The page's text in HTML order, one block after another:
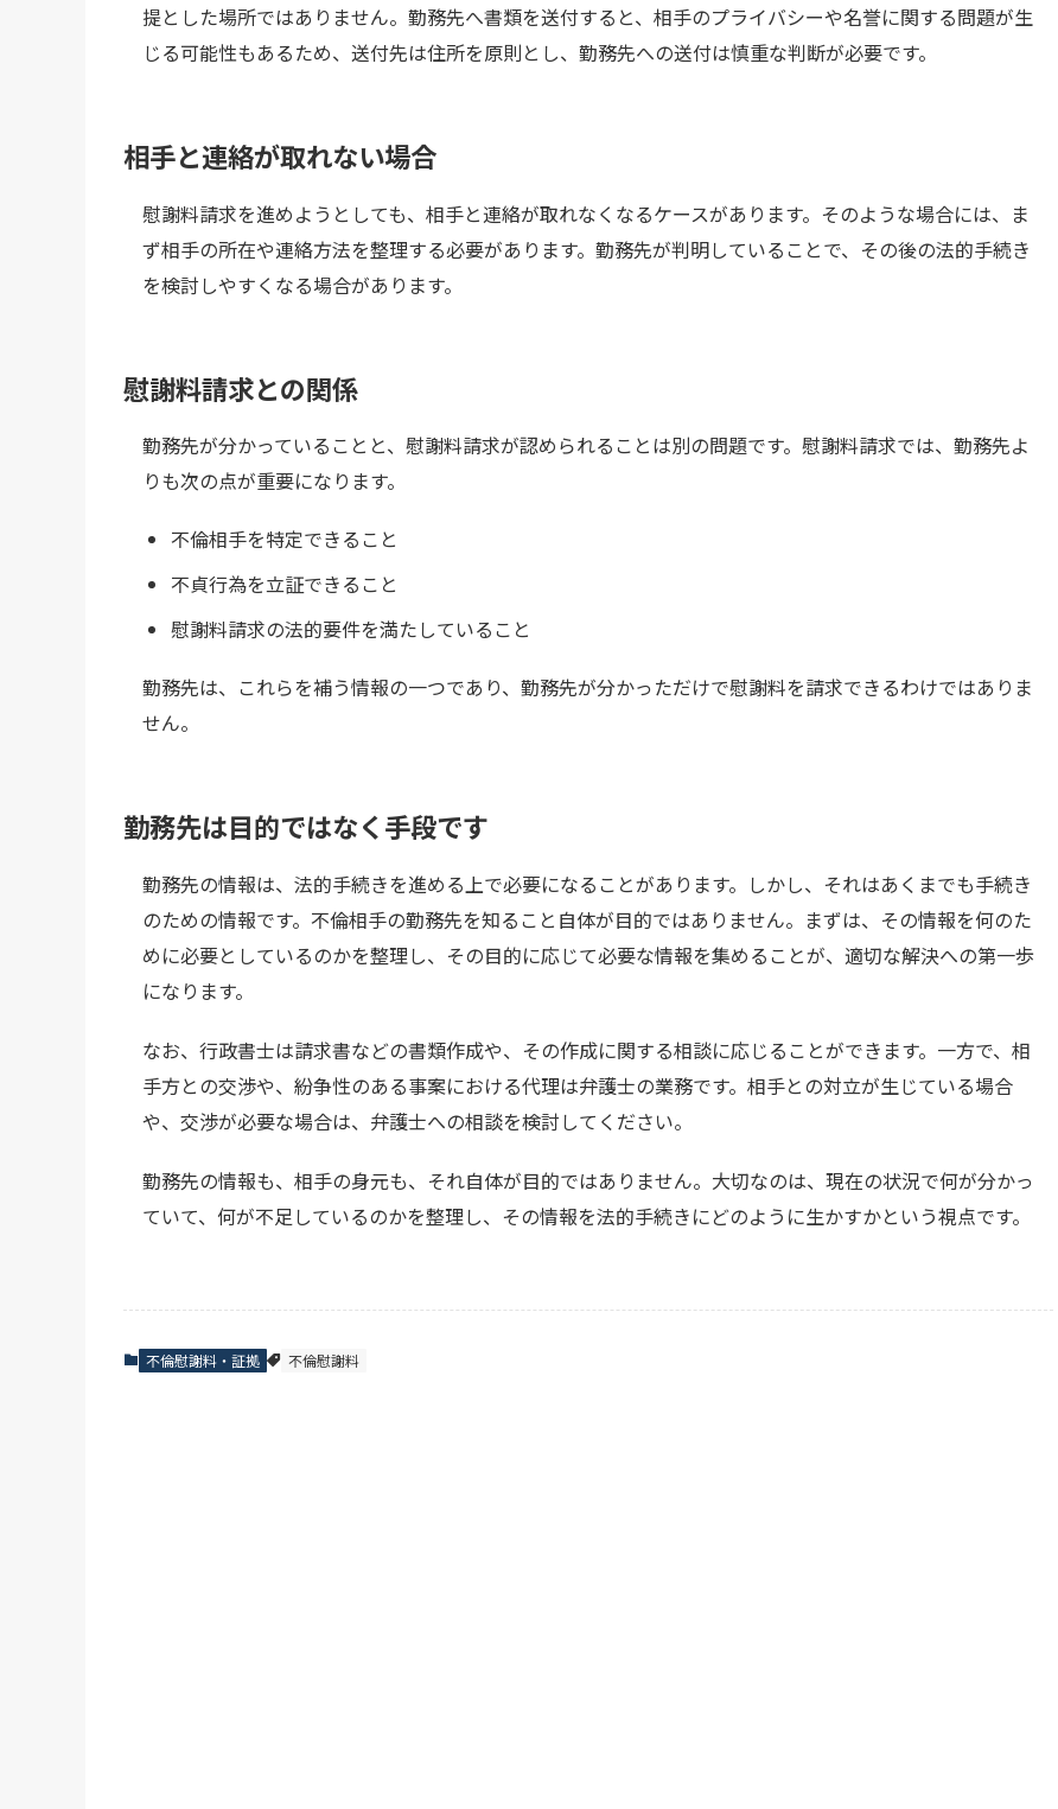
提とした場所ではありません。勤務先へ書類を送付すると、相手のプライバシーや名誉に関する問題が生
じる可能性もあるため、送付先は住所を原則とし、勤務先への送付は慎重な判断が必要です。
相手と連絡が取れない場合
慰謝料請求を進めようとしても、相手と連絡が取れなくなるケースがあります。そのような場合には、ま
ず相手の所在や連絡方法を整理する必要があります。勤務先が判明していることで、その後の法的手続き
を検討しやすくなる場合があります。
慰謝料請求との関係
勤務先が分かっていることと、慰謝料請求が認められることは別の問題です。慰謝料請求では、勤務先よ
りも次の点が重要になります。
不倫相手を特定できること
不貞行為を立証できること
慰謝料請求の法的要件を満たしていること
勤務先は、これらを補う情報の一つであり、勤務先が分かっただけで慰謝料を請求できるわけではありま
せん。
勤務先は目的ではなく手段です
勤務先の情報は、法的手続きを進める上で必要になることがあります。しかし、それはあくまでも手続き
のための情報です。不倫相手の勤務先を知ること自体が目的ではありません。まずは、その情報を何のた
めに必要としているのかを整理し、その目的に応じて必要な情報を集めることが、適切な解決への第一歩
になります。
なお、行政書士は請求書などの書類作成や、その作成に関する相談に応じることができます。一方で、相
手方との交渉や、紛争性のある事案における代理は弁護士の業務です。相手との対立が生じている場合
や、交渉が必要な場合は、弁護士への相談を検討してください。
勤務先の情報も、相手の身元も、それ自体が目的ではありません。大切なのは、現在の状況で何が分かっ
ていて、何が不足しているのかを整理し、その情報を法的手続きにどのように生かすかという視点です。
不倫慰謝料・証拠 不倫慰謝料